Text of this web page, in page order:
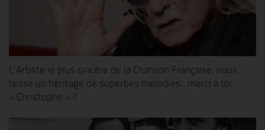
L’Artiste le plus sincère de la Chanson Française, nous
laisse un héritage de superbes mélodies…merci à toi
« Christophe » !!